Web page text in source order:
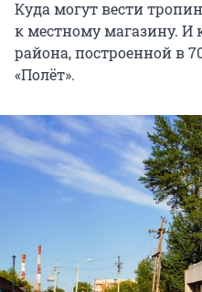
Куда могут вести
к местному магазину. И
района, построенной в
«Полёт».